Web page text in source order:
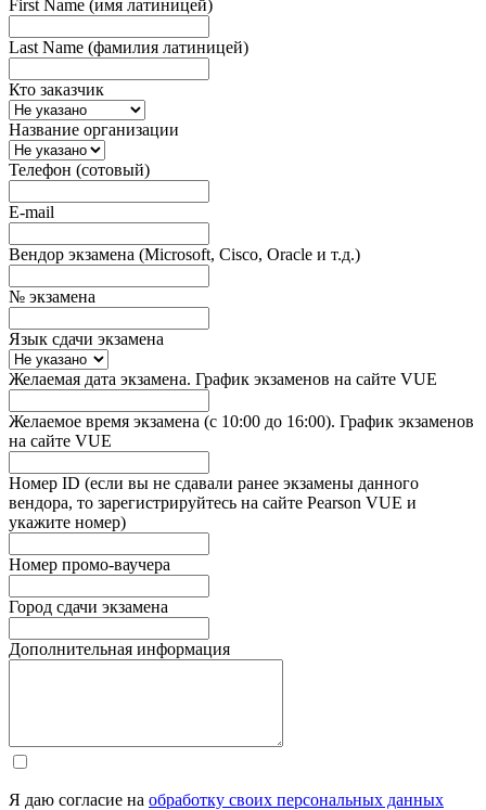
First Name (имя латиницей)
Last Name (фамилия латиницей)
Кто заказчик
Название организации
Телефон (сотовый)
E-mail
Вендор экзамена (Microsoft, Cisco, Oracle и т.д.)
№ экзамена
Язык сдачи экзамена
Желаемая дата экзамена. График экзаменов на сайте VUE
Желаемое время экзамена (с 10:00 до 16:00). График экзаменов
на сайте VUE
Номер ID (если вы не сдавали ранее экзамены данного
вендора, то зарегистрируйтесь на сайте Pearson VUE и
укажите номер)
Номер промо-ваучера
Город сдачи экзамена
Дополнительная информация
Я даю согласие на обработку своих персональных данных